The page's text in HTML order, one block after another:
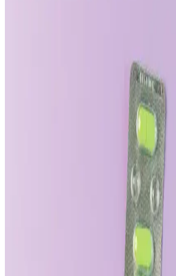
Bütçe Dostu Erkek Giyim
Uygun Fiyatlı Marka Seçenekleri
Erkek giyiminde bütçe dostu alışveriş,
fiyatlı markalarla mümkün. Anahtar
edilerek şık ve ekonomik gardırop
Boxer Şort Giyen Erkeklerde Topuk
Önlemenin Etkili Yöntemleri ve İç
Boxer şortların destek eksikliği topukların
sıkışmasına yol açar. Destek sağlayan
pantolon seçimi ile oturma pozisyonları bu
Google'da Kaliteli Erkek Giyim
Bulmanın Zorlukları ve Etkili